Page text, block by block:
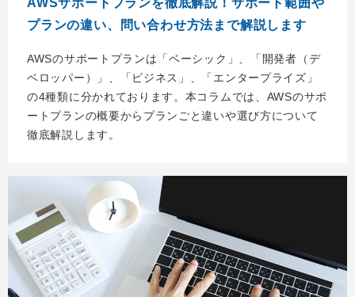
プランの違い、問い合わせ方法まで解説します
AWSのサポートプランは「ベーシック」、「開発者（デ
ベロッパー）」、「ビジネス」、「エンタープライズ」
の4種類に分かれております。本コラムでは、AWSのサポ
ートプランの概要からプランごと違いや選び方について
徹底解説します。